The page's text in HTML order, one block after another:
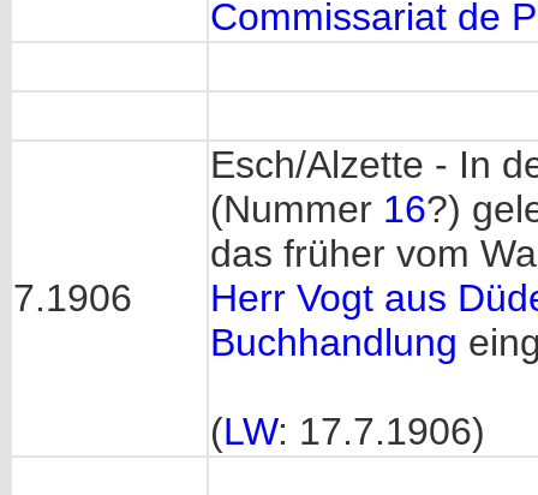
Commissariat de
7.1906
Esch/Alzette - In
(Nummer 16?)
das früher vom
Herr Vogt aus
Buchhandlung
(LW: 17.7.1906)